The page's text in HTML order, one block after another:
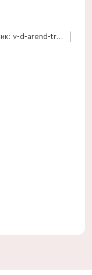
Виробник: v-d-arend-tropical